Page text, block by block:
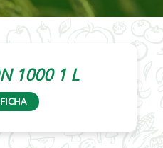
1000 1 L